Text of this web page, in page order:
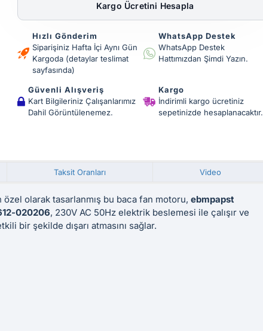
Kargo Ücretini Hesapla
Hızlı Gönderim
Siparişiniz Hafta İçi Aynı Gün
Kargoda (detaylar teslimat
sayfasında)
WhatsApp Destek
WhatsApp Destek
Hattımızdan Şimdi Yazın.
Güvenli Alışveriş
Kart Bilgileriniz Çalışanlarımız
Dahil Görüntülenemez.
Kargo
İndirimli kargo ücretiniz
sepetinizde hesaplanacaktır.
Taksit Oranları Video
olarak tasarlanmış bu baca fan motoru, ebmpapst
020206, 230V AC 50Hz elektrik beslemesi ile çalışır ve
bir şekilde dışarı atmasını sağlar.